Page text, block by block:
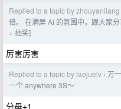
Replied to a topic by zhouyanliang
倍。 在满屏 AI 的氛围中，跟大家
+ 抽奖]
厉害厉害
Replied to a topic by laojuelv › 万
一个 anywhere 3S～
分母+1